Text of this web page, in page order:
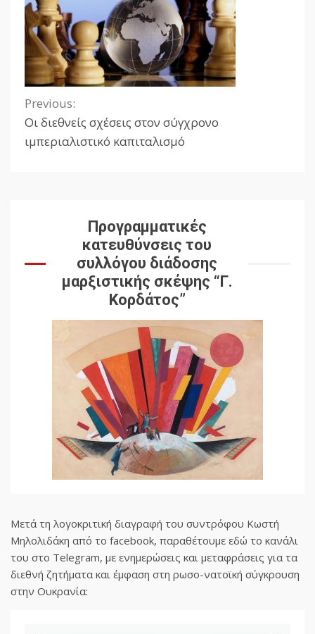
Continue
Reading
Previous:
Οι διεθνείς σχέσεις στον σύγχρονο
ιμπεριαλιστικό καπιταλισμό
Προγραμματικές
κατευθύνσεις του
συλλόγου διάδοσης
μαρξιστικής σκέψης “Γ.
Κορδάτος”
Μετά τη λογοκριτική διαγραφή του συντρόφου Κωστή
Μηλολιδάκη από το facebook, παραθέτουμε εδώ το κανάλι
του στο Telegram, με ενημερώσεις και μεταφράσεις για τα
διεθνή ζητήματα και έμφαση στη ρωσο-νατοϊκή σύγκρουση
στην Ουκρανία: